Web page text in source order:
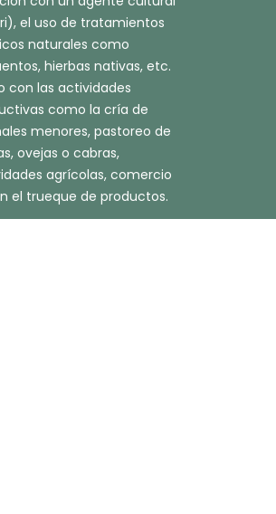
el uso de tratamientos
naturales como
hierbas nativas, etc.
con las actividades
como la cría de
menores, pastoreo de
ovejas o cabras,
agrícolas, comercio
el trueque de productos.